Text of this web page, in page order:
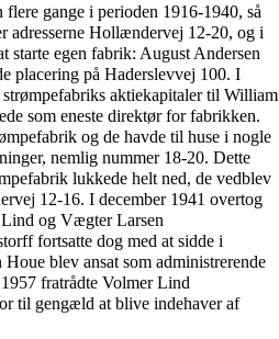
gange i perioden 1916-1940, så
adresserne Hollændervej 12-20, og i
starte egen fabrik: August Andersen
placering på Haderslevvej 100. I
aktiekapitaler til William
som eneste direktør for fabrikken.
og de havde til huse i nogle
nemlig nummer 18-20. Dette
lukkede helt ned, de vedblev
12-16. I december 1941 overtog
og Vægter Larsen
fortsatte dog med at sidde i
Houe blev ansat som administrerende
fratrådte Volmer Lind
til gengæld at blive indehaver af